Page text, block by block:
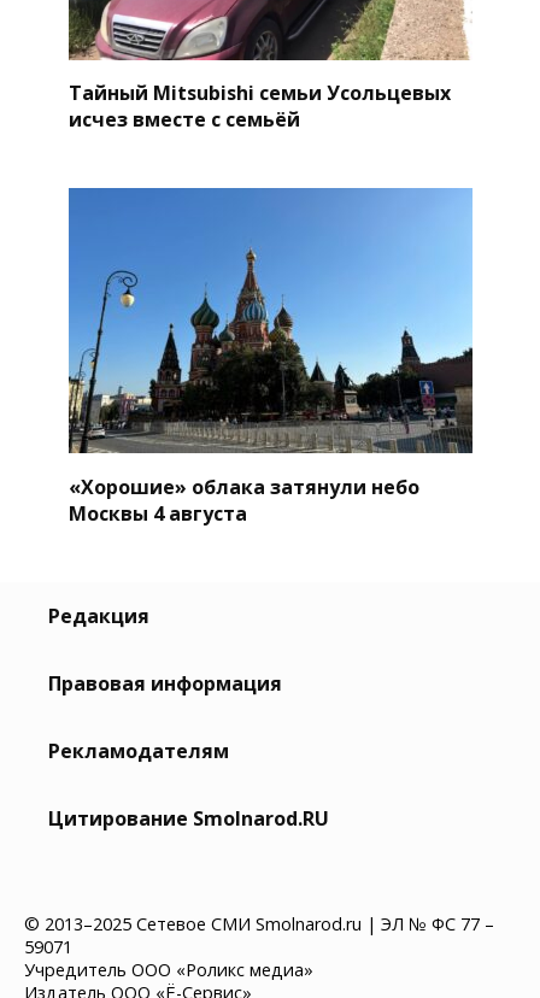
Тайный Mitsubishi семьи Усольцевых
исчез вместе с семьёй
«Хорошие» облака затянули небо
Москвы 4 августа
Редакция
Правовая информация
Рекламодателям
Цитирование Smolnarod.RU
© 2013–2025 Сетевое СМИ Smolnarod.ru | ЭЛ № ФС 77 –
59071
Учредитель ООО «Роликс медиа»
Издатель ООО «Ё-Сервис»